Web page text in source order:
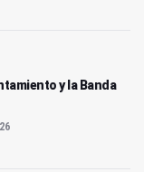
y la Banda